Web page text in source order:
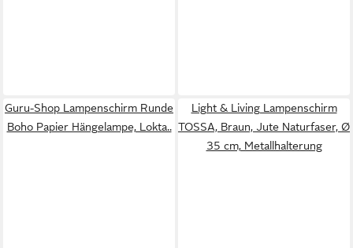
Guru-Shop Lampenschirm Runde
Boho Papier Hängelampe, Lokta..
Light & Living Lampenschirm
TOSSA, Braun, Jute Naturfaser, Ø
35 cm, Metallhalterung